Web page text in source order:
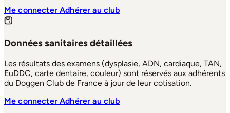
Me connecterAdhérer au club
Données sanitaires détaillées
Les résultats des examens (dysplasie, ADN, cardiaque, TAN,
EuDDC, carte dentaire, couleur) sont réservés aux adhérents
du Doggen Club de France à jour de leur cotisation.
Me connecterAdhérer au club